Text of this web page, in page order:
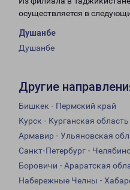
осуществляется в
Душанбе
Душанбе
Другие
Бишкек - Пермский край
Курск - Курганская область
Армавир - Ульяновская
Санкт-Петербург -
Боровичи - Араратская
Набережные Челны -